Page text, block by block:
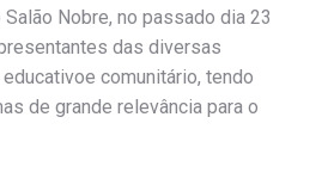
Nobre, no passado dia 23
das diversas
comunitário, tendo
de grande relevância para o